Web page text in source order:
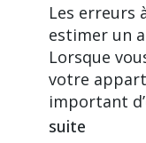
Les erreurs
estimer un
Lorsque
votre
important
suite